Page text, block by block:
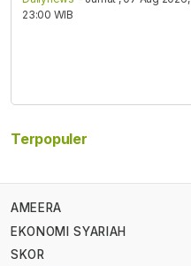
23:00 WIB
Terpopuler
AMEERA
EKONOMI SYARIAH
SKOR